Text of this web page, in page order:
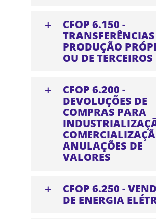
CFOP 6.150 -
PRODUÇÃO
OU DE TERCEIROS
CFOP 6.200 -
DEVOLUÇÕES DE
COMPRAS PARA
ANULAÇÕES DE
VALORES
CFOP 6.250 -
DE ENERGIA